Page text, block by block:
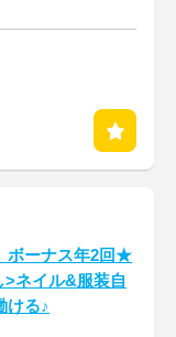
ボーナス年2回★
ネイル&服装自
ける♪